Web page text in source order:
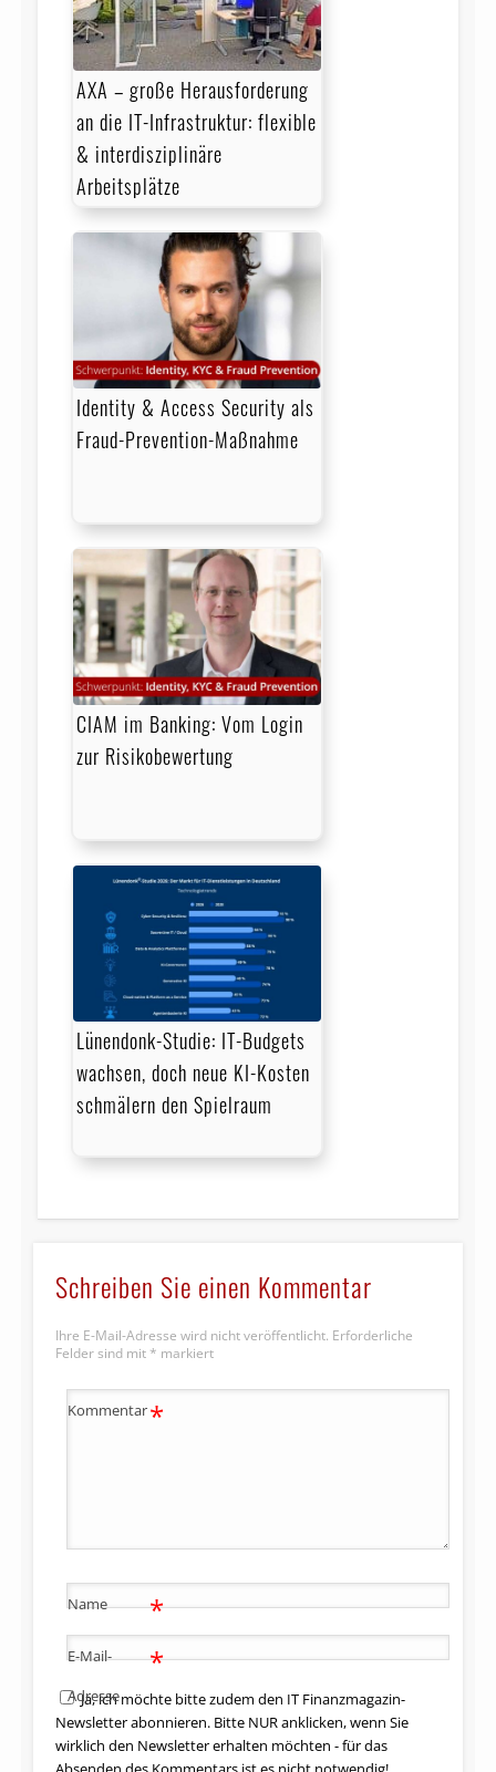
AXA – große Herausforderung
an die IT-Infrastruktur: flexible
& interdisziplinäre
Arbeitsplätze
Identity & Access Security als
Fraud-Prevention-Maßnahme
CIAM im Banking: Vom Login
zur Risikobewertung
Lünendonk-Studie: IT-Budgets
wachsen, doch neue KI-Kosten
schmälern den Spielraum
Schreiben Sie einen Kommentar
Ihre E-Mail-Adresse wird nicht veröffentlicht. Erforderliche
Felder sind mit * markiert
Kommentar*
Name *
E-Mail-
Adresse
*
Ja, ich möchte bitte zudem den IT Finanzmagazin-
Newsletter abonnieren. Bitte NUR anklicken, wenn Sie
wirklich den Newsletter erhalten möchten - für das